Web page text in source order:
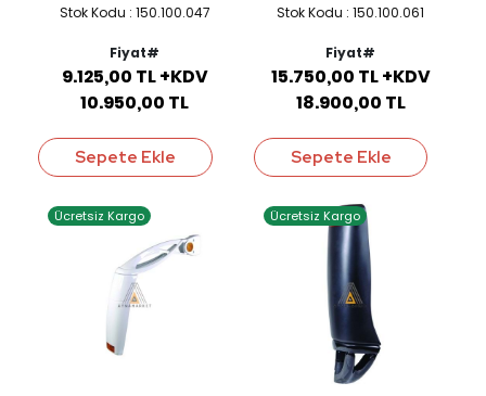
Stok Kodu : 150.100.047
Fiyat#
9.125,00 TL +KDV
10.950,00 TL
Sepete Ekle
Stok Kodu : 150.100.061
Fiyat#
15.750,00 TL +KDV
18.900,00 TL
Sepete Ekle
Ücretsiz Kargo Ücretsiz Kargo